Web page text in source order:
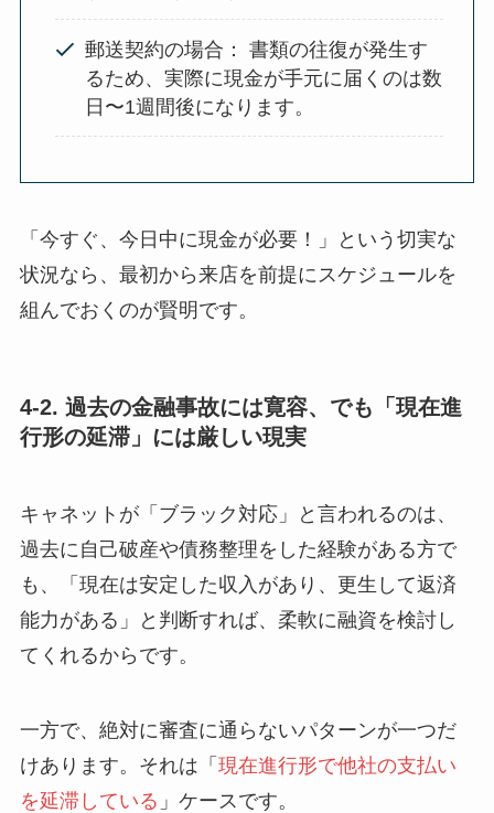
郵送契約の場合： 書類の往復が発生す
るため、実際に現金が手元に届くのは数
日〜1週間後になります。
「今すぐ、今日中に現金が必要！」という切実な
状況なら、最初から来店を前提にスケジュールを
組んでおくのが賢明です。
4-2. 過去の金融事故には寛容、でも「現在進
行形の延滞」には厳しい現実
キャネットが「ブラック対応」と言われるのは、
過去に自己破産や債務整理をした経験がある方で
も、「現在は安定した収入があり、更生して返済
能力がある」と判断すれば、柔軟に融資を検討し
てくれるからです。
一方で、絶対に審査に通らないパターンが一つだ
けあります。それは「 現在進行形で他社の支払い
を延滞している 」ケースです。